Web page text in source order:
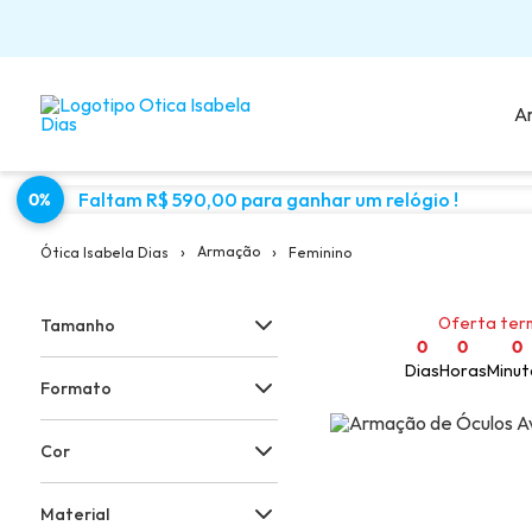
0% Faltam R$ 590,00 para ganhar um relógio !
Ótica Isabela Dias › Armação › Feminino
Tamanho
Formato
Cor
Material
Oferta
0
Dias
0
Horas
0